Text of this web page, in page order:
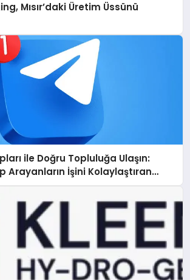
Mısır’daki Üretim Üssünü
ile Doğru Topluluğa Ulaşın:
Arayanların İşini Kolaylaştıran